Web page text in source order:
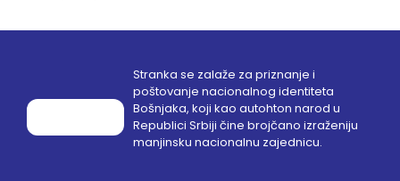
Stranka se zalaže za priznanje i
poštovanje nacionalnog identiteta
Bošnjaka, koji kao autohton narod u
Republici Srbiji čine brojčano izraženiju
manjinsku nacionalnu zajednicu.